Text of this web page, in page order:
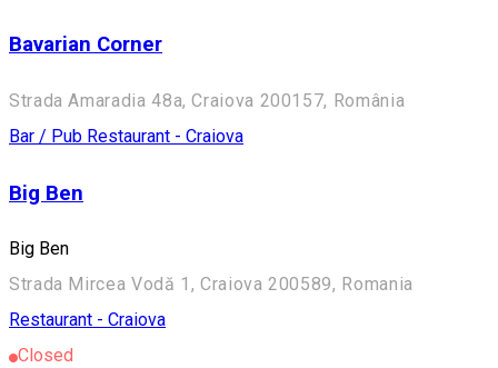
Bavarian Corner
Strada Amaradia 48a, Craiova 200157, România
Bar / Pub Restaurant - Craiova
Big Ben
Big Ben
Strada Mircea Vodă 1, Craiova 200589, Romania
Restaurant - Craiova
Closed